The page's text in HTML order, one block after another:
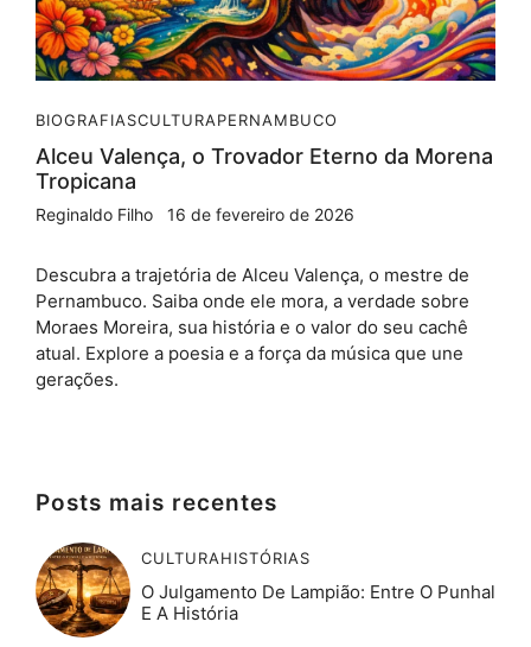
BIOGRAFIASCULTURAPERNAMBUCO
Alceu Valença, o Trovador Eterno da Morena
Tropicana
Reginaldo Filho 16 de fevereiro de 2026
Descubra a trajetória de Alceu Valença, o mestre de
Pernambuco. Saiba onde ele mora, a verdade sobre
Moraes Moreira, sua história e o valor do seu cachê
atual. Explore a poesia e a força da música que une
gerações.
Posts mais recentes
CULTURAHISTÓRIAS
O Julgamento De Lampião: Entre O Punhal
E A História